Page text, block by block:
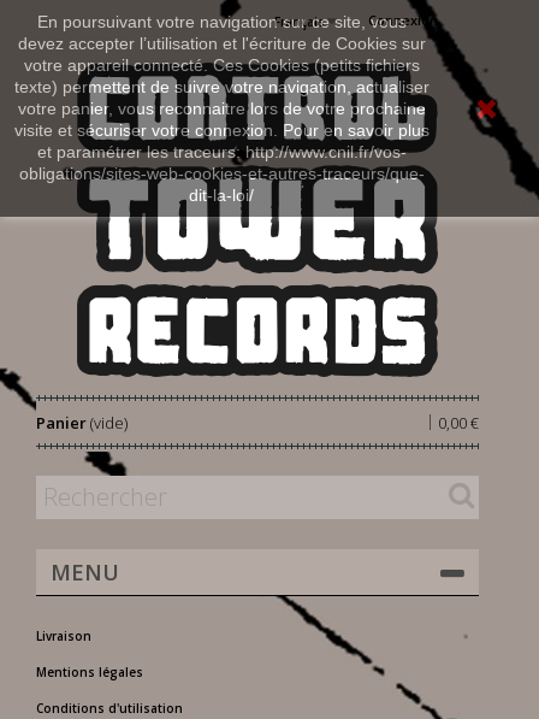
En poursuivant votre navigation sur ce site, vous
devez accepter l’utilisation et l'écriture de Cookies sur
votre appareil connecté. Ces Cookies (petits fichiers
texte) permettent de suivre votre navigation, actualiser
votre panier, vous reconnaitre lors de votre prochaine
visite et sécuriser votre connexion. Pour en savoir plus
et paramétrer les traceurs: http://www.cnil.fr/vos-
obligations/sites-web-cookies-et-autres-traceurs/que-
dit-la-loi/
Connexion
Français
Panier 0,00 €
|
(vide)
MENU
Livraison
Mentions légales
Conditions d'utilisation